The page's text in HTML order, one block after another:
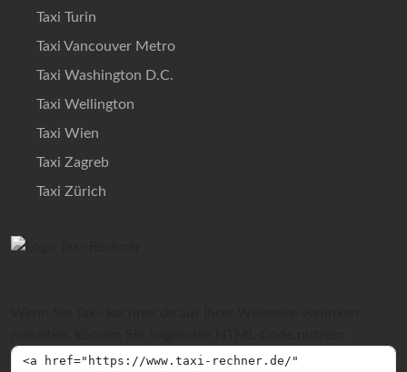
Taxi Turin
Taxi Vancouver Metro
Taxi Washington D.C.
Taxi Wellington
Taxi Wien
Taxi Zagreb
Taxi Zürich